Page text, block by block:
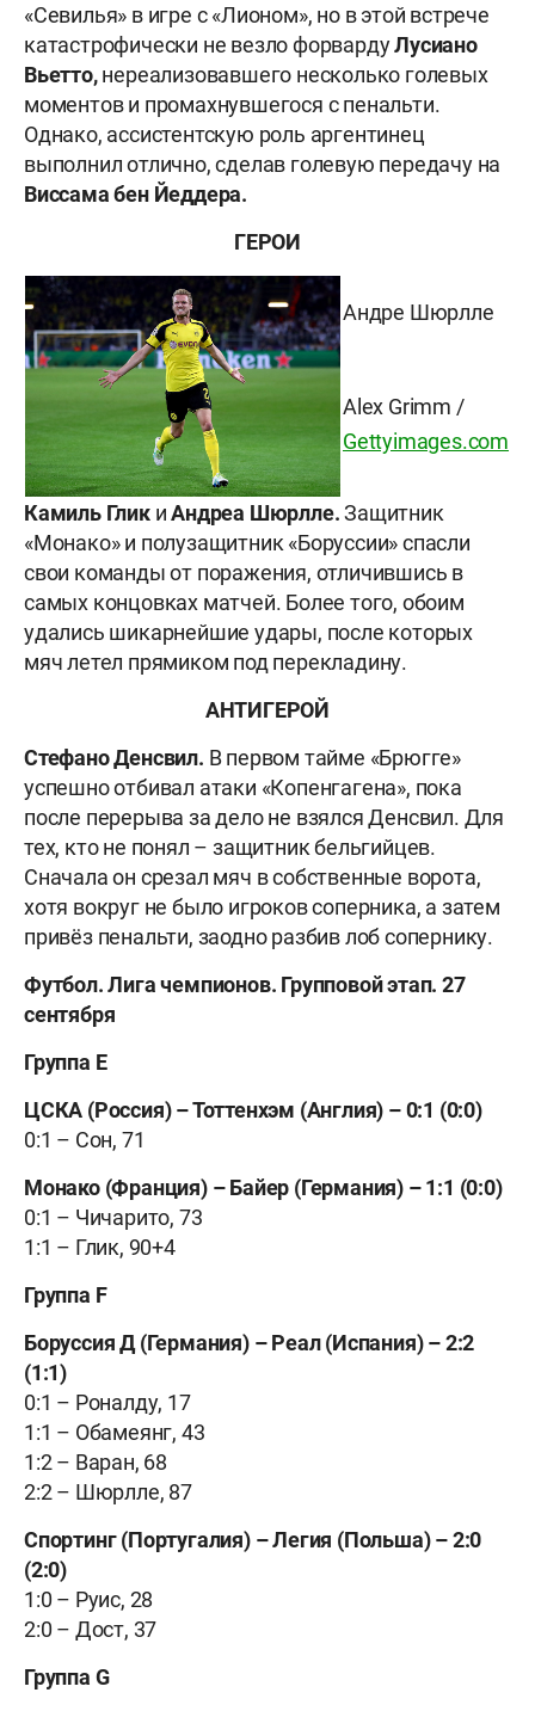
«Севилья» в игре с «Лионом», но в этой встрече
катастрофически не везло форвардуЛусиано
Вьетто,нереализовавшего несколько голевых
моментов и промахнувшегося с пенальти.
Однако, ассистентскую роль аргентинец
выполнил отлично, сделав голевую передачу на
Виссама бен Йеддера.
ГЕРОИ
Андре Шюрлле
Alex Grimm /
Gettyimages.com
Камиль Глик иАндреа Шюрлле.Защитник
«Монако» и полузащитник «Боруссии» спасли
свои команды от поражения, отличившись в
самых концовках матчей. Более того, обоим
удались шикарнейшие удары, после которых
мяч летел прямиком под перекладину.
АНТИГЕРОЙ
Стефано Денсвил. В первом тайме «Брюгге»
успешно отбивал атаки «Копенгагена», пока
после перерыва за дело не взялся Денсвил. Для
тех, кто не понял – защитник бельгийцев.
Сначала он срезал мяч в собственные ворота,
хотя вокруг не было игроков соперника, а затем
привёз пенальти, заодно разбив лоб сопернику.
Футбол. Лига чемпионов. Групповой этап. 27
сентября
Группа E
ЦСКА (Россия) – Тоттенхэм (Англия) – 0:1 (0:0)
0:1 – Сон, 71
Монако (Франция) – Байер (Германия) – 1:1 (0:0)
0:1 – Чичарито, 73
1:1 – Глик, 90+4
Группа F
Боруссия Д (Германия) –Реал (Испания) – 2:2
(1:1)
0:1 – Роналду, 17
1:1 – Обамеянг, 43
1:2– Варан, 68
2:2– Шюрлле, 87
Спортинг (Португалия) –Легия (Польша) –2:0
(2:0)
1:0 – Руис, 28
2:0 – Дост, 37
Группа G